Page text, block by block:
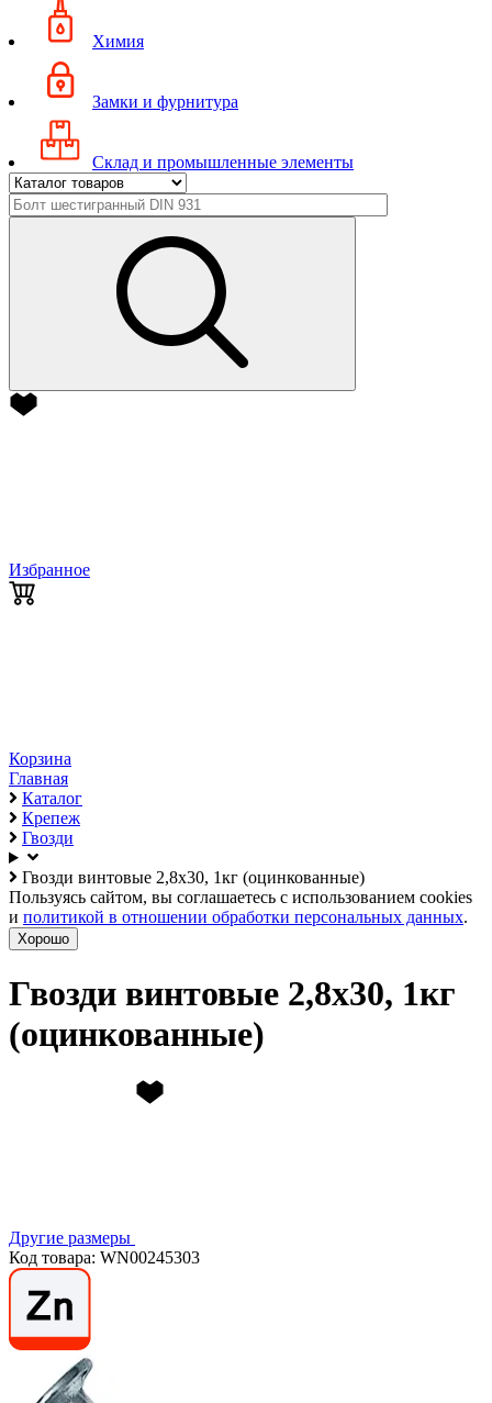
Химия
Замки и фурнитура
Склад и промышленные элементы
Избранное
Корзина
Главная
Каталог
Крепеж
Гвозди
Гвозди винтовые 2,8х30, 1кг (оцинкованные)
Пользуясь сайтом, вы соглашаетесь с использованием cookies
и политикой в отношении обработки персональных данных.
Хорошо
Гвозди винтовые 2,8х30, 1кг
(оцинкованные)
Другие размеры
Код товара: WN00245303